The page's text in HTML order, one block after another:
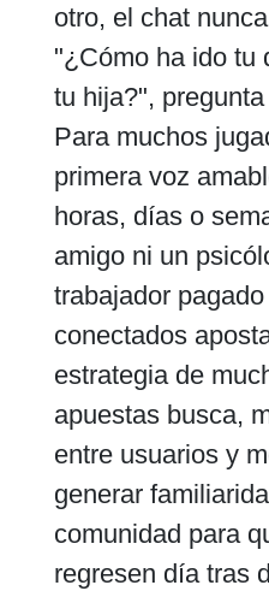
otro, el chat
"¿Cómo ha ido tu
tu hija?",
Para muchos
primera voz
horas, días o
amigo ni un
trabajador
conectados
estrategia de
apuestas busca,
entre usuarios y
generar
comunidad para
regresen día tras